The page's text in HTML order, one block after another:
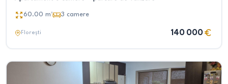
60.00 m² 3 camere
Florești 140 000